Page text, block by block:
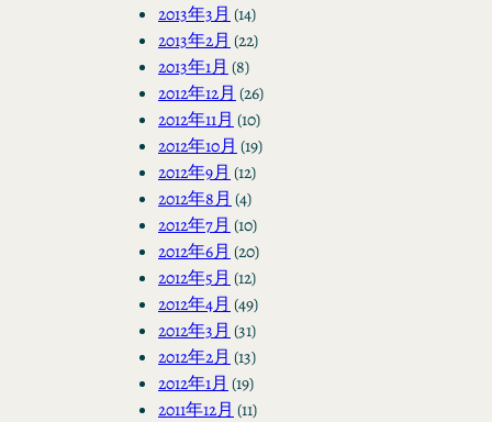
2013年3月 (14)
2013年2月 (22)
2013年1月 (8)
2012年12月 (26)
2012年11月 (10)
2012年10月 (19)
2012年9月 (12)
2012年8月 (4)
2012年7月 (10)
2012年6月 (20)
2012年5月 (12)
2012年4月 (49)
2012年3月 (31)
2012年2月 (13)
2012年1月 (19)
2011年12月 (11)